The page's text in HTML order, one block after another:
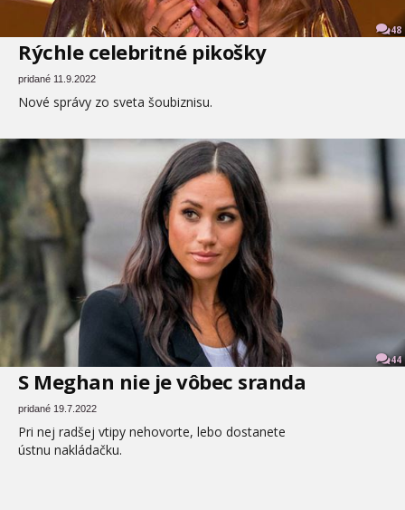
48
Rýchle celebritné pikošky
pridané 11.9.2022
Nové správy zo sveta šoubiznisu.
44
S Meghan nie je vôbec sranda
pridané 19.7.2022
Pri nej radšej vtipy nehovorte, lebo dostanete
ústnu nakládačku.